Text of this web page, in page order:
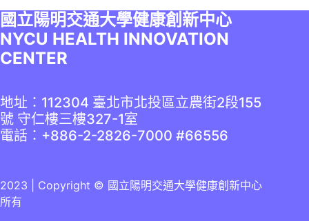
國立陽明交通大學健康創新中心
NYCU HEALTH INNOVATION
CENTER
地址：112304 臺北市北投區立農街2段155
號 守仁樓三樓327-1室
電話：+886-2-2826-7000 #66556
2023 | Copyright © 國立陽明交通大學健康創新中心
所有